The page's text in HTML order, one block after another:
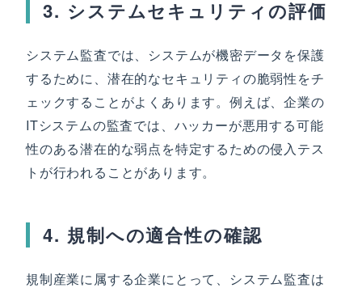
3. システムセキュリティの評価
システム監査では、システムが機密データを保護
するために、潜在的なセキュリティの脆弱性をチ
ェックすることがよくあります。例えば、企業の
ITシステムの監査では、ハッカーが悪用する可能
性のある潜在的な弱点を特定するための侵入テス
トが行われることがあります。
4. 規制への適合性の確認
規制産業に属する企業にとって、システム監査は